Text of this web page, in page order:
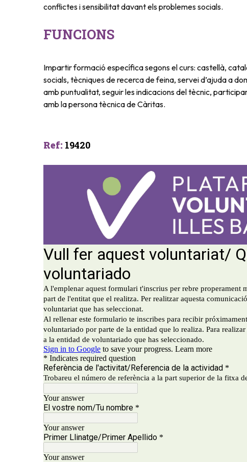
conflictes i sensibilitat davant els problemes socials.
FUNCIONS
Impartir formació específica segons el curs: castellà,
socials, tècniques de recerca de feina, servei d’ajuda a
amb puntualitat, seguir les indicacions del tècnic,
amb la persona tècnica de Càritas.
Ref: 19420